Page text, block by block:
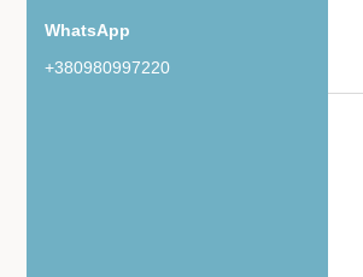
+380980997220